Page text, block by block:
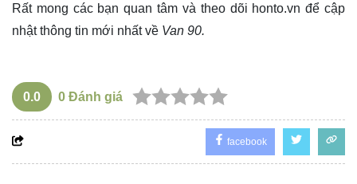
Rất mong các bạn quan tâm và theo dõi honto.vn để cập
nhật thông tin mới nhất về Van 90.
0.0 0 Đánh giá
facebook